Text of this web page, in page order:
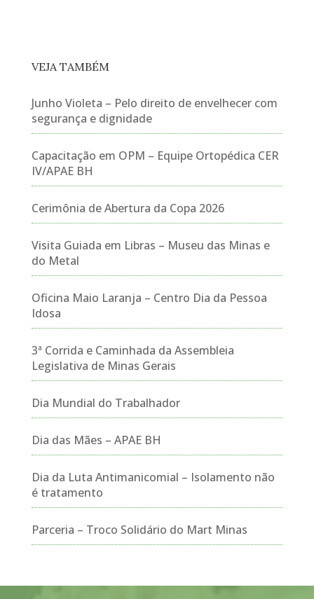
VEJA TAMBÉM
Junho Violeta – Pelo direito de envelhecer com
segurança e dignidade
Capacitação em OPM – Equipe Ortopédica CER
IV/APAE BH
Cerimônia de Abertura da Copa 2026
Visita Guiada em Libras – Museu das Minas e
do Metal
Oficina Maio Laranja – Centro Dia da Pessoa
Idosa
3ª Corrida e Caminhada da Assembleia
Legislativa de Minas Gerais
Dia Mundial do Trabalhador
Dia das Mães – APAE BH
Dia da Luta Antimanicomial – Isolamento não
é tratamento
Parceria – Troco Solidário do Mart Minas